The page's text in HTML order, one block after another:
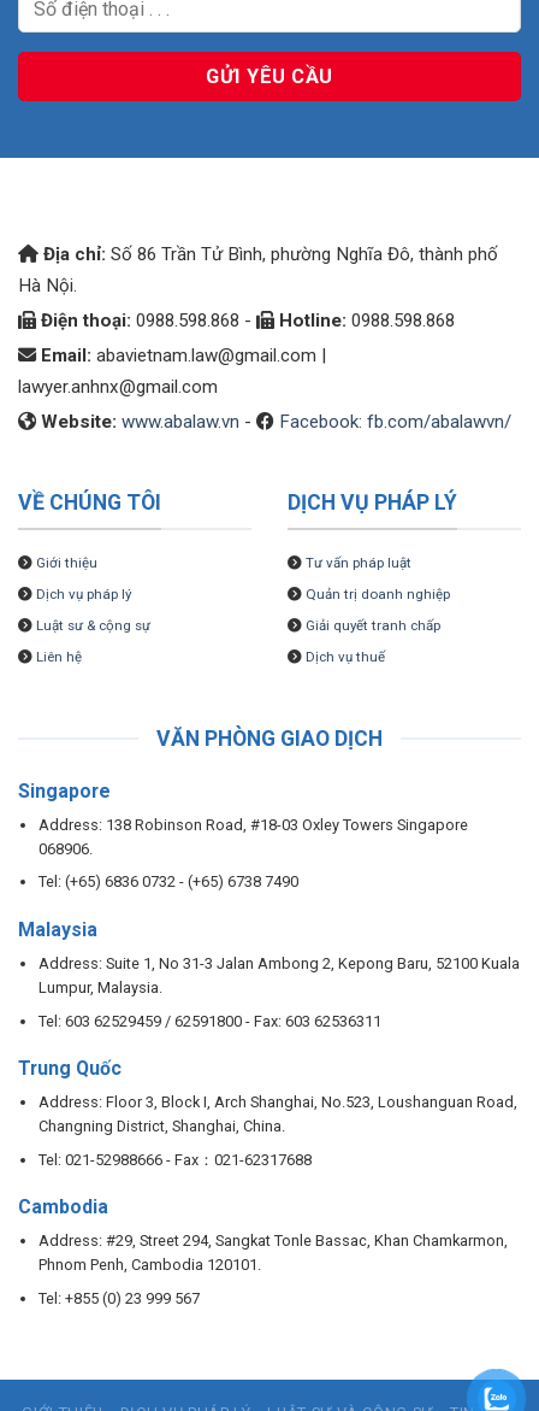
Địa chỉ: Số 86 Trần Tử Bình, phường Nghĩa Đô, thành phố
Hà Nội.
Điện thoại: 0988.598.868 - Hotline: 0988.598.868
Email: abavietnam.law@gmail.com |
lawyer.anhnx@gmail.com
Website: www.abalaw.vn - Facebook: fb.com/abalawvn/
VỀ CHÚNG TÔI
Giới thiệu
Dịch vụ pháp lý
Luật sư & cộng sự
Liên hệ
DỊCH VỤ PHÁP LÝ
Tư vấn pháp luật
Quản trị doanh nghiệp
Giải quyết tranh chấp
Dịch vụ thuế
VĂN PHÒNG GIAO DỊCH
Singapore
Address: 138 Robinson Road, #18-03 Oxley Towers Singapore
068906.
Tel: (+65) 6836 0732 - (+65) 6738 7490
Malaysia
Address: Suite 1, No 31-3 Jalan Ambong 2, Kepong Baru, 52100 Kuala
Lumpur, Malaysia.
Tel: 603 62529459 / 62591800 - Fax: 603 62536311
Trung Quốc
Address: Floor 3, Block I, Arch Shanghai, No.523, Loushanguan Road,
Changning District, Shanghai, China.
Tel: 021-52988666 - Fax：021-62317688
Cambodia
Address: #29, Street 294, Sangkat Tonle Bassac, Khan Chamkarmon,
Phnom Penh, Cambodia 120101.
Tel: +855 (0) 23 999 567